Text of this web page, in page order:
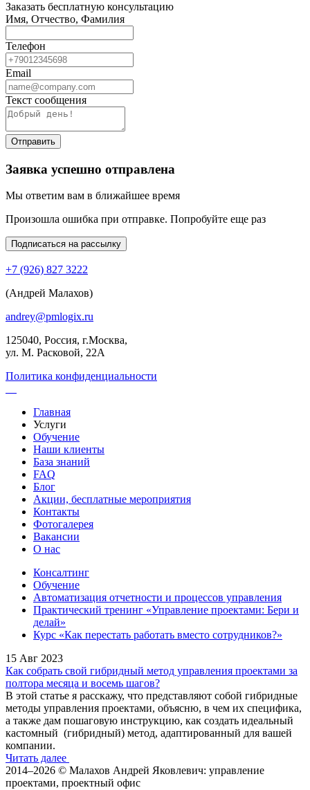
Заказать бесплатную консультацию
Имя, Отчество, Фамилия
Телефон
Email
Текст сообщения
Отправить
Заявка успешно отправлена
Мы ответим вам в ближайшее время
Произошла ошибка при отправке. Попробуйте еще раз
Подписаться на рассылку
+7 (926) 827 3222
(Андрей Малахов)
andrey@pmlogix.ru
125040, Россия, г.Москва,
ул. М. Расковой, 22А
Политика конфиденциальности
Главная
Услуги
Обучение
Наши клиенты
База знаний
FAQ
Блог
Акции, бесплатные мероприятия
Контакты
Фотогалерея
Вакансии
О нас
Консалтинг
Обучение
Автоматизация отчетности и процессов управления
Практический тренинг «Управление проектами: Бери и
делай»
Курс «Как перестать работать вместо сотрудников?»
15 Авг 2023
Как собрать свой гибридный метод управления проектами за
полтора месяца и восемь шагов?
В этой статье я расскажу, что представляют собой гибридные
методы управления проектами, объясню, в чем их специфика,
а также дам пошаговую инструкцию, как создать идеальный
кастомный (гибридный) метод, адаптированный для вашей
компании.
Читать далее
2014–2026 © Малахов Андрей Яковлевич: управление
проектами, проектный офис